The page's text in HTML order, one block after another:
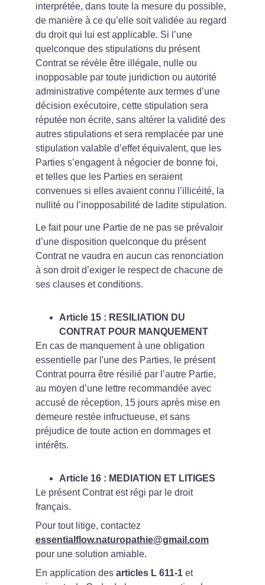
interprétée, dans toute la mesure du possible,
de manière à ce qu’elle soit validée au regard
du droit qui lui est applicable. Si l’une
quelconque des stipulations du présent
Contrat se révèle être illégale, nulle ou
inopposable par toute juridiction ou autorité
administrative compétente aux termes d’une
décision exécutoire, cette stipulation sera
réputée non écrite, sans altérer la validité des
autres stipulations et sera remplacée par une
stipulation valable d’effet équivalent, que les
Parties s’engagent à négocier de bonne foi,
et telles que les Parties en seraient
convenues si elles avaient connu l’illicéité, la
nullité ou l’inopposabilité de ladite stipulation.
Le fait pour une Partie de ne pas se prévaloir
d’une disposition quelconque du présent
Contrat ne vaudra en aucun cas renonciation
à son droit d’exiger le respect de chacune de
ses clauses et conditions.
Article 15 : RESILIATION DU
CONTRAT POUR MANQUEMENT
En cas de manquement à une obligation
essentielle par l'une des Parties, le présent
Contrat pourra être résilié par l’autre Partie,
au moyen d’une lettre recommandée avec
accusé de réception, 15 jours après mise en
demeure restée infructueuse, et sans
préjudice de toute action en dommages et
intérêts.
Article 16 : MEDIATION ET LITIGES
Le présent Contrat est régi par le droit
français.
Pour tout litige, contactez
essentialflow.naturopathie@gmail.com
pour une solution amiable.
En application des articles L 611-1 et